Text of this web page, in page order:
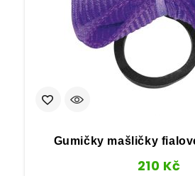
Gumičky mašličky
210 Kč